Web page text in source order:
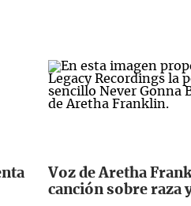
Voz de Aretha
canción sobre raza